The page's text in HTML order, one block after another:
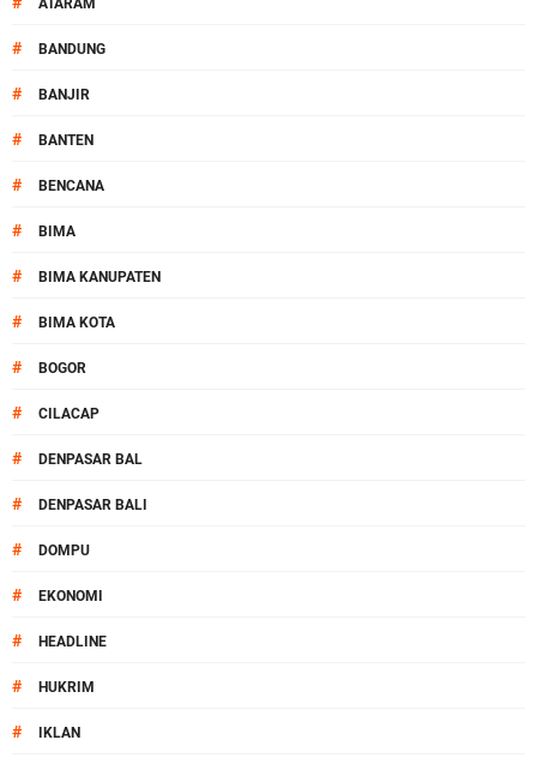
ATARAM
# BANDUNG
# BANJIR
# BANTEN
# BENCANA
# BIMA
# BIMA KANUPATEN
# BIMA KOTA
# BOGOR
# CILACAP
# DENPASAR BAL
# DENPASAR BALI
# DOMPU
# EKONOMI
# HEADLINE
# HUKRIM
# IKLAN